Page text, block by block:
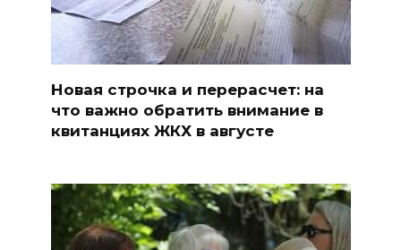
Новая строчка и перерасчет: на
что важно обратить внимание в
квитанциях ЖКХ в августе